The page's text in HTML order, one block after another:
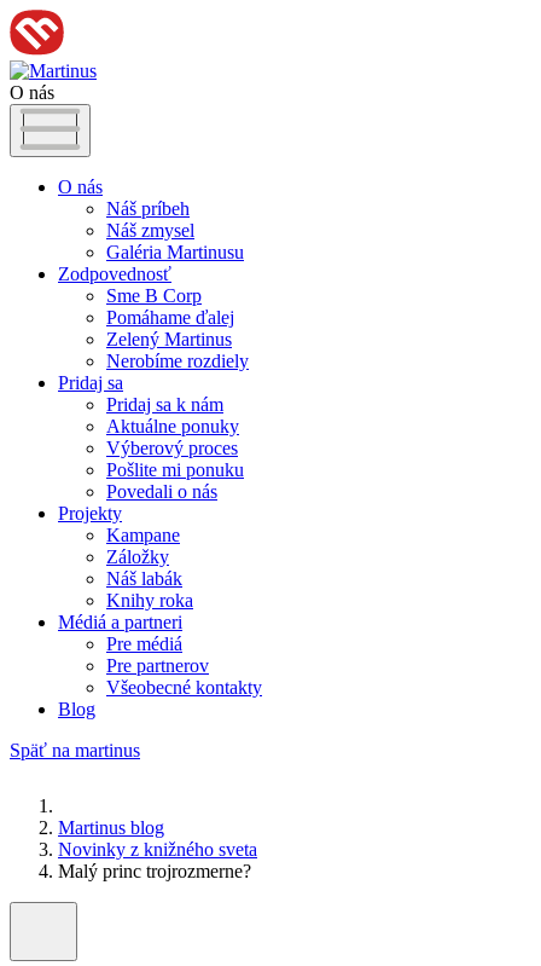
O nás
O nás
Náš príbeh
Náš zmysel
Galéria Martinusu
Zodpovednosť
Sme B Corp
Pomáhame ďalej
Zelený Martinus
Nerobíme rozdiely
Pridaj sa
Pridaj sa k nám
Aktuálne ponuky
Výberový proces
Pošlite mi ponuku
Povedali o nás
Projekty
Kampane
Záložky
Náš labák
Knihy roka
Médiá a partneri
Pre médiá
Pre partnerov
Všeobecné kontakty
Blog
Späť na martinus
Martinus blog
Novinky z knižného sveta
Malý princ trojrozmerne?